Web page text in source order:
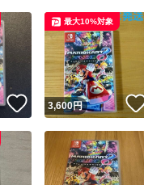
いいね！
3,600円
最大10%対象